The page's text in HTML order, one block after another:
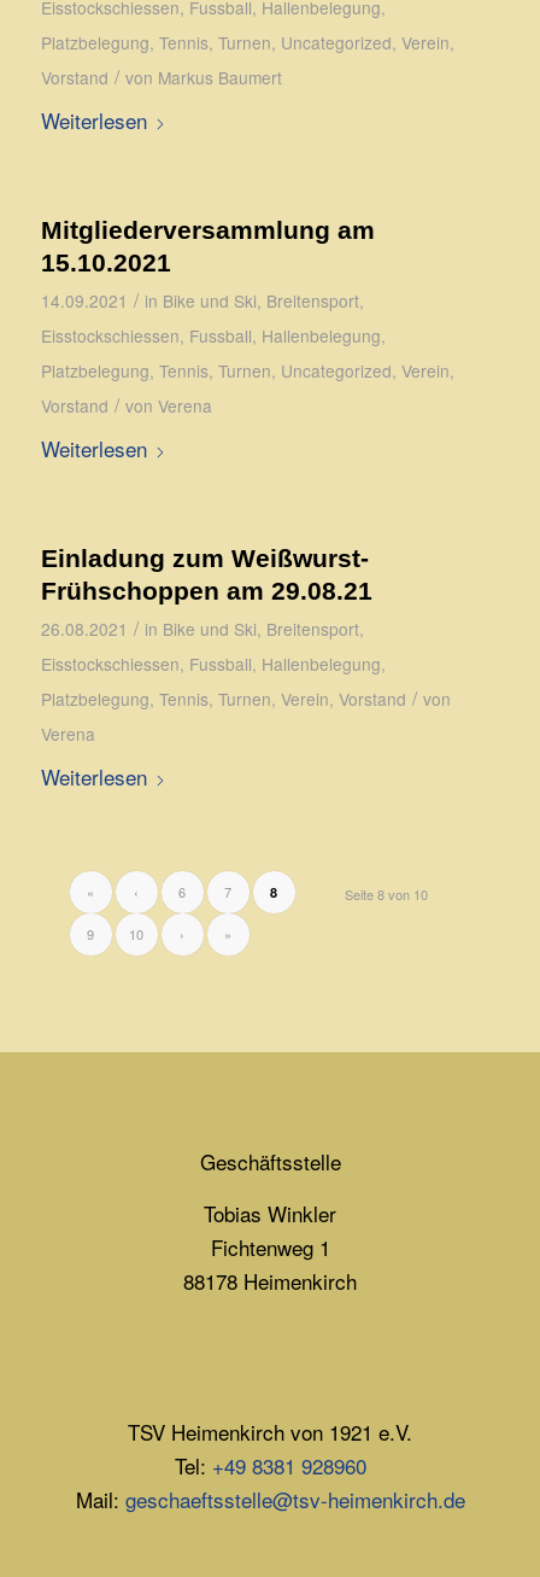
Eisstockschiessen, Fussball, Hallenbelegung,
Platzbelegung, Tennis, Turnen, Uncategorized, Verein,
Vorstand / von Markus Baumert
Weiterlesen
Mitgliederversammlung am
15.10.2021
14.09.2021 / in Bike und Ski, Breitensport,
Eisstockschiessen, Fussball, Hallenbelegung,
Platzbelegung, Tennis, Turnen, Uncategorized, Verein,
Vorstand / von Verena
Weiterlesen
Einladung zum Weißwurst-
Frühschoppen am 29.08.21
26.08.2021 / in Bike und Ski, Breitensport,
Eisstockschiessen, Fussball, Hallenbelegung,
Platzbelegung, Tennis, Turnen, Verein, Vorstand / von
Verena
Weiterlesen
Seite 8 von 10
« ‹ 6 7 8
9 10 › »
Geschäftsstelle
Tobias Winkler
Fichtenweg 1
88178 Heimenkirch
TSV Heimenkirch von 1921 e.V.
Tel: +49 8381 928960
Mail: geschaeftsstelle@tsv-heimenkirch.de